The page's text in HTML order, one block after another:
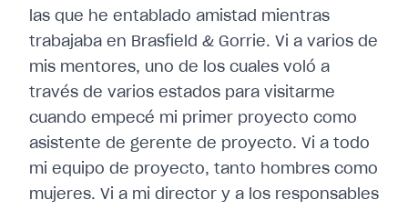
las que he entablado amistad mientras
trabajaba en Brasfield & Gorrie. Vi a varios de
mis mentores, uno de los cuales voló a
través de varios estados para visitarme
cuando empecé mi primer proyecto como
asistente de gerente de proyecto. Vi a todo
mi equipo de proyecto, tanto hombres como
mujeres. Vi a mi director y a los responsables